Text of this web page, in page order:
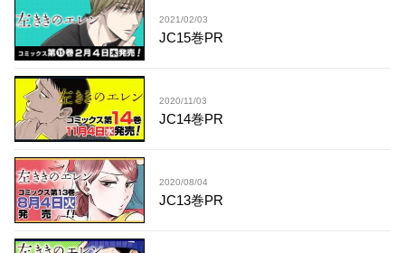
2021/02/03
JC15巻PR
2020/11/03
JC14巻PR
2020/08/04
JC13巻PR